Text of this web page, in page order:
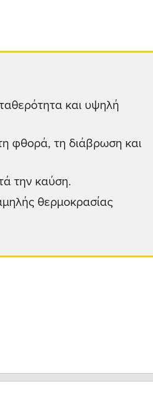
και υψηλή
φθορά, τη διάβρωση και
την καύση.
θερμοκρασίας